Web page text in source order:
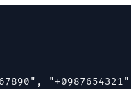
"+0987654321"]